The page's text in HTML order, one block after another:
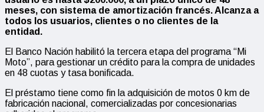
meses, con sistema de amortización francés. Alcanza a
todos los usuarios, clientes o no clientes de la
entidad.
El Banco Nación habilitó la tercera etapa del programa “Mi
Moto”, para gestionar un crédito para la compra de unidades
en 48 cuotas y tasa bonificada.
El préstamo tiene como fin la adquisición de motos 0 km de
fabricación nacional, comercializadas por concesionarias